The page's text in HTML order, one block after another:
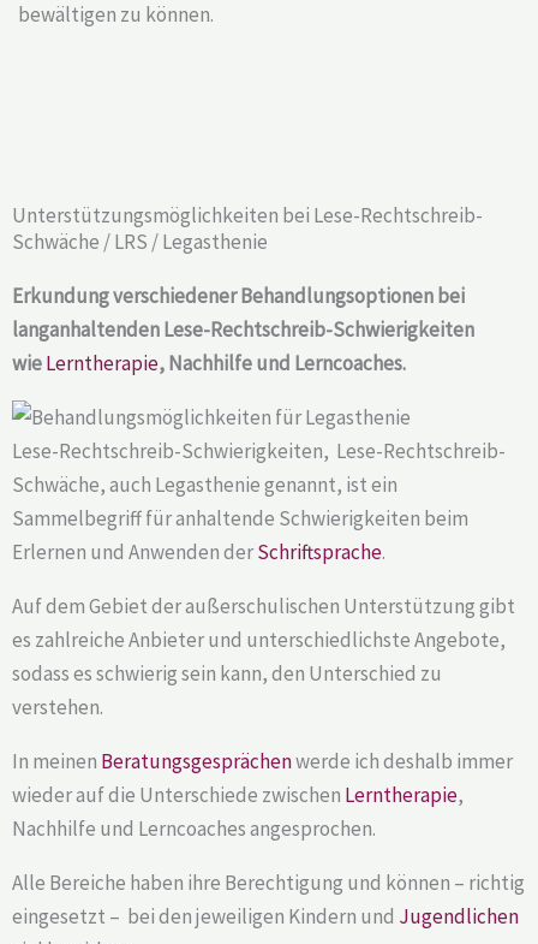
bewältigen zu können.
Unterstützungsmöglichkeiten bei Lese-Rechtschreib-
Schwäche / LRS / Legasthenie​
Erkundung verschiedener Behandlungsoptionen bei
langanhaltenden Lese-Rechtschreib-Schwierigkeiten
wieLerntherapie, Nachhilfe und Lerncoaches.
Lese-Rechtschreib-Schwierigkeiten, Lese-Rechtschreib-
Schwäche, auch Legasthenie genannt, ist ein
Sammelbegriff für anhaltende Schwierigkeiten beim
Erlernen und Anwenden derSchriftsprache.
Auf dem Gebiet der außerschulischen Unterstützung gibt
es zahlreiche Anbieter und unterschiedlichste Angebote,
sodass es schwierig sein kann, den Unterschied zu
verstehen.
In meinen Beratungsgesprächenwerde ich deshalb immer
wieder auf die Unterschiede zwischen Lerntherapie,
Nachhilfe und Lerncoaches angesprochen.
Alle Bereiche haben ihre Berechtigung und können – richtig
eingesetzt – bei den jeweiligen Kindern und Jugendlichen